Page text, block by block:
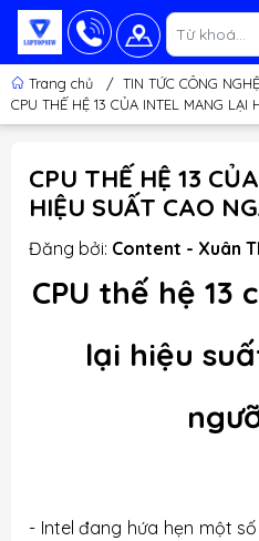
Trang chủ / TIN TỨC CÔNG NGHỆ
CPU THẾ HỆ 13 CỦA INTEL MANG LẠI
CPU THẾ HỆ 13
HIỆU SUẤT CAO
Đăng bởi: Content - Xuân
CPU thế hệ 13
lại hiệu
- Intel đang hứa hẹn một